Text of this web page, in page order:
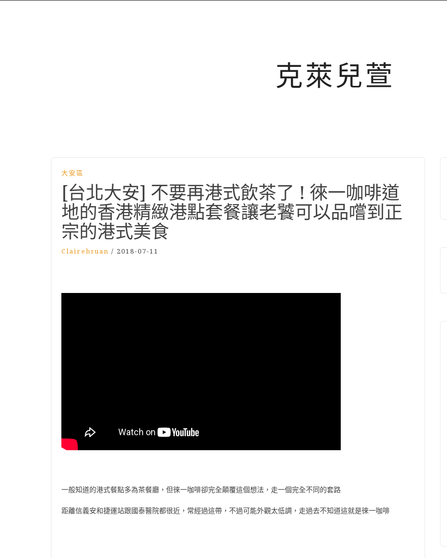
克萊兒萱
大安區
[台北大安] 不要再港式飲茶了 ! 徠一咖啡道
地的香港精緻港點套餐讓老饕可以品嚐到正
宗的港式美食
Clairehsuan / 2018-07-11
一般知道的港式餐點多為茶餐廳，但徠一咖啡卻完全顛覆這個想法，走一個完全不同的套路
距離信義安和捷運站跟國泰醫院都很近，常經過這帶，不過可能外觀太低調，走過去不知道這就是徠一咖啡